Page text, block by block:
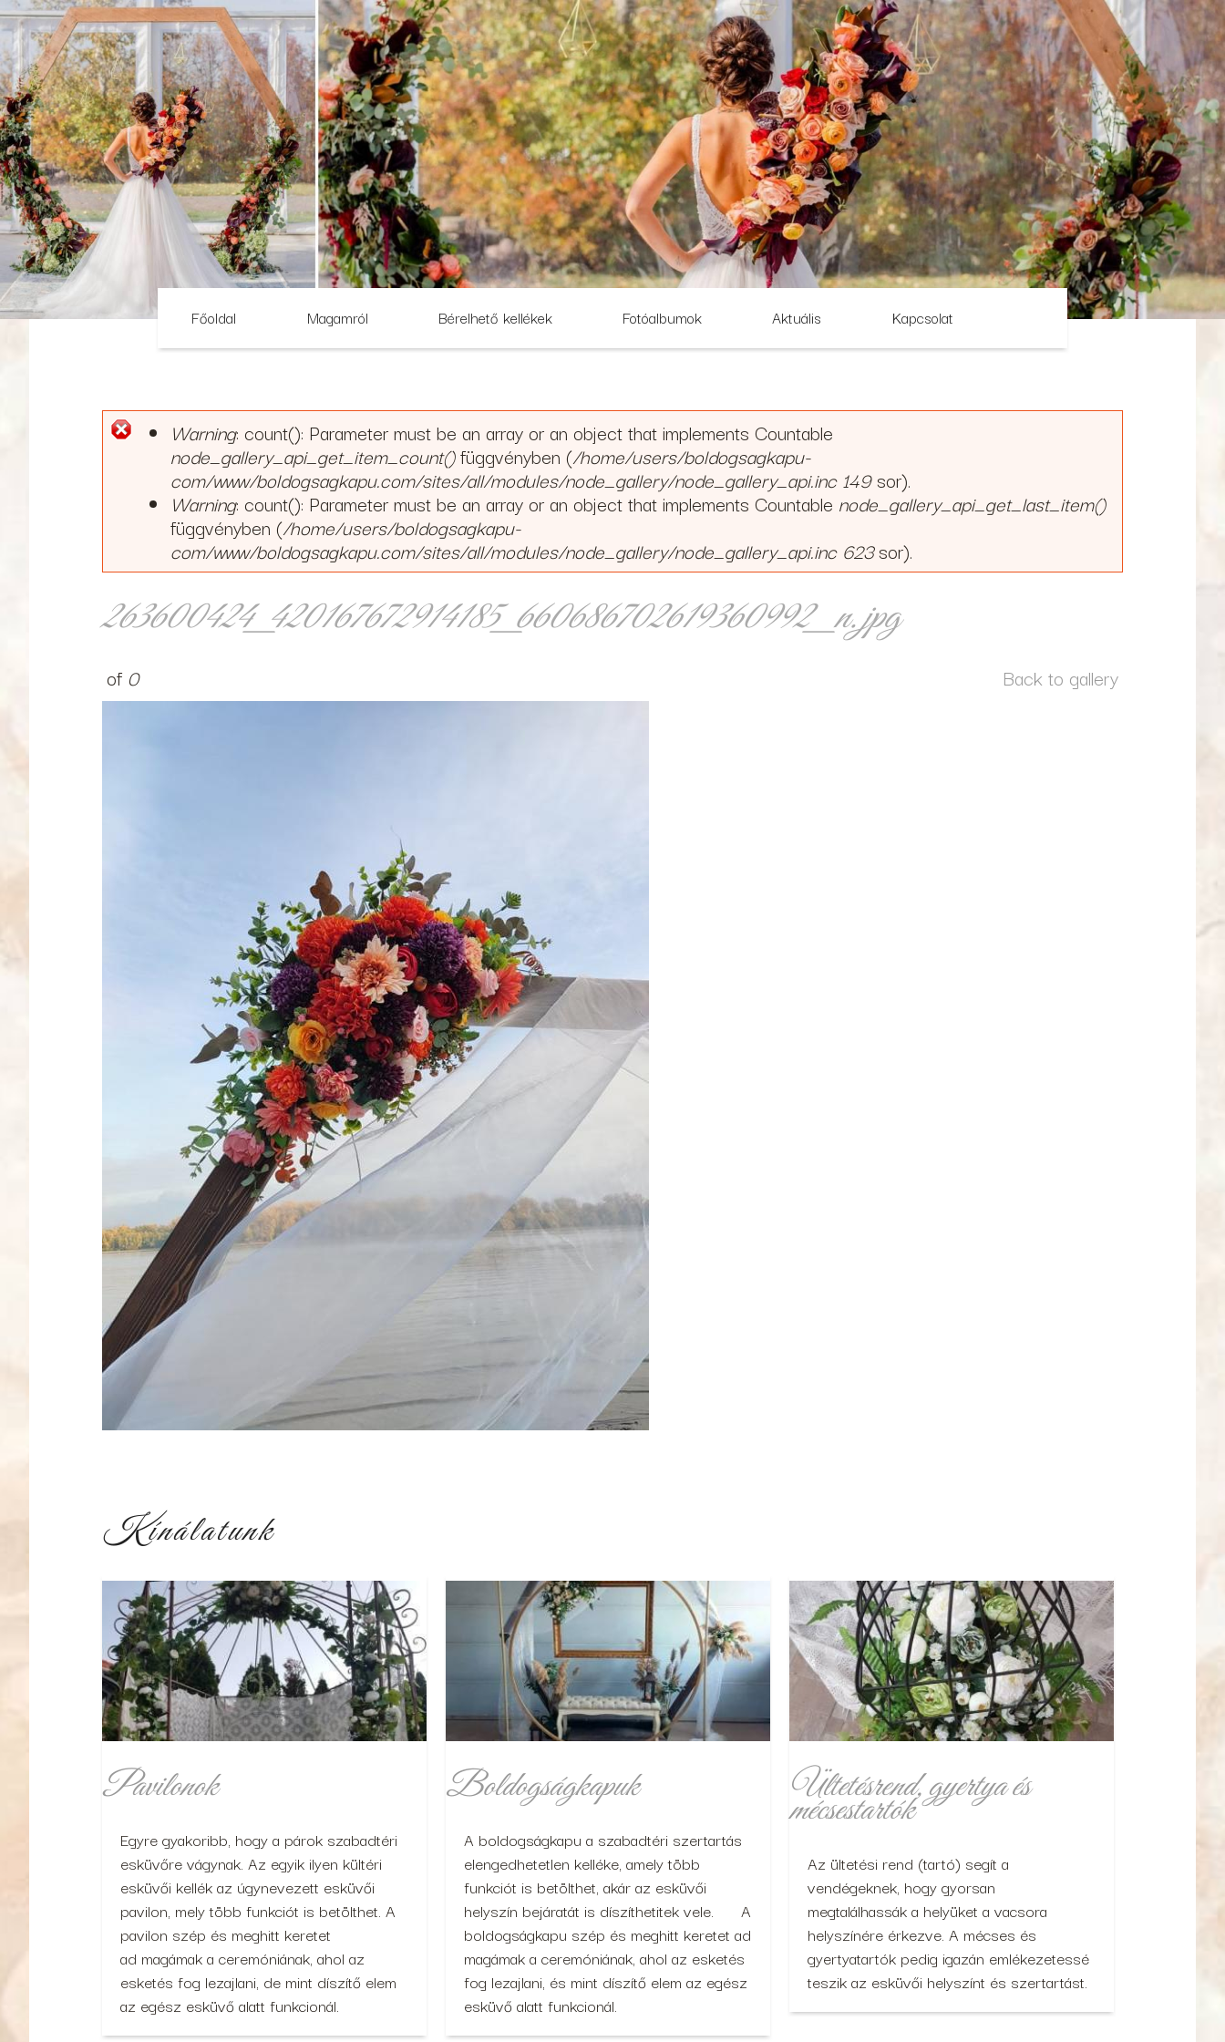
Főoldal Magamról Bérelhető kellékek Fotóalbumok Aktuális Kapcsolat
Hibaüzenet
Warning: count(): Parameter must be an array or an object that implements Countable
node_gallery_api_get_item_count()függvényben (/home/users/boldogsagkapu-
com/www/boldogsagkapu.com/sites/all/modules/node_gallery/node_gallery_api.inc 149sor).
Warning: count(): Parameter must be an array or an object that implements Countable node_gallery_api_get_last_item()
függvényben (/home/users/boldogsagkapu-
com/www/boldogsagkapu.com/sites/all/modules/node_gallery/node_gallery_api.inc 623sor).
263600424_420167672914185_660686702619360992_n.jpg
of 0 Back to gallery
Kínálatunk
Pavilonok
Egyre gyakoribb, hogy a párok szabadtéri
esküvőre vágynak. Az egyik ilyen kültéri
esküvői kellék az úgynevezett esküvői
pavilon, mely több funkciót is betölthet. A
pavilon szép és meghitt keretet
ad magámak a ceremóniának, ahol az
esketés fog lezajlani, de mint díszítő elem
az egész esküvő alatt funkcionál.
Boldogságkapuk
A boldogságkapu a szabadtéri szertartás
elengedhetetlen kelléke, amely több
funkciót is betölthet, akár az esküvői
helyszín bejáratát is díszíthetitek vele. A
boldogságkapu szép és meghitt keretet ad
magámak a ceremóniának, ahol az esketés
fog lezajlani, és mint díszítő elem az egész
esküvő alatt funkcionál.
Ültetésrend, gyertya és
mécsestartók
Az ültetési rend (tartó) segít a
vendégeknek, hogy gyorsan
megtalálhassák a helyüket a vacsora
helyszínére érkezve. A mécses és
gyertyatartók pedig igazán emlékezetessé
teszik az esküvői helyszínt és szertartást.